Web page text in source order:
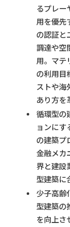
るプレ
用を優先
の認証と
調達や空
用。マテ
の利用目
ストや海
あり方を
循環型の
ョンに
の建築プ
金融メカ
界と建設
型建築に
少子高齢
型建築の
を向上さ